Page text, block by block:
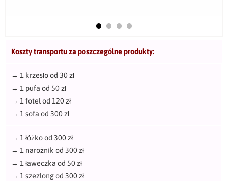
Koszty transportu za poszczególne produkty:
→ 1 krzesło od 30 zł
→ 1 pufa od 50 zł
→ 1 fotel od 120 zł
→ 1 sofa od 300 zł
→ 1 łóżko od 300 zł
→ 1 narożnik od 300 zł
→ 1 ławeczka od 50 zł
→ 1 szezlong od 300 zł